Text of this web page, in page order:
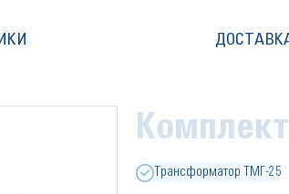
Трансформатор ТМГ-25